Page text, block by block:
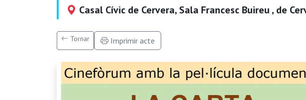
Casal Cívic de Cervera, Sala Francesc Buireu , de
Tornar Imprimir acte